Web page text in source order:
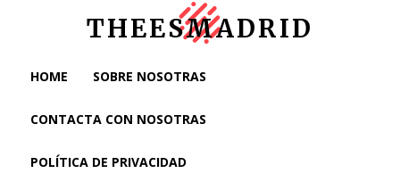
THEESMADRID
HOME SOBRE NOSOTRAS
CONTACTA CON NOSOTRAS
POLÍTICA DE PRIVACIDAD